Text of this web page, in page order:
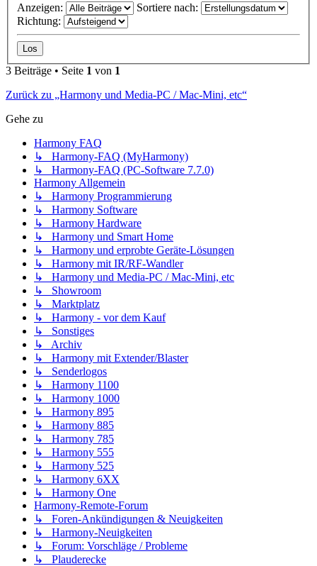
Anzeigen:
Sortiere nach:
Richtung:
3 Beiträge • Seite 1 von 1
Zurück zu „Harmony und Media-PC / Mac-Mini, etc“
Gehe zu
Harmony FAQ
↳ Harmony-FAQ (MyHarmony)
↳ Harmony-FAQ (PC-Software 7.7.0)
Harmony Allgemein
↳ Harmony Programmierung
↳ Harmony Software
↳ Harmony Hardware
↳ Harmony und Smart Home
↳ Harmony und erprobte Geräte-Lösungen
↳ Harmony mit IR/RF-Wandler
↳ Harmony und Media-PC / Mac-Mini, etc
↳ Showroom
↳ Marktplatz
↳ Harmony - vor dem Kauf
↳ Sonstiges
↳ Archiv
↳ Harmony mit Extender/Blaster
↳ Senderlogos
↳ Harmony 1100
↳ Harmony 1000
↳ Harmony 895
↳ Harmony 885
↳ Harmony 785
↳ Harmony 555
↳ Harmony 525
↳ Harmony 6XX
↳ Harmony One
Harmony-Remote-Forum
↳ Foren-Ankündigungen & Neuigkeiten
↳ Harmony-Neuigkeiten
↳ Forum: Vorschläge / Probleme
↳ Plauderecke